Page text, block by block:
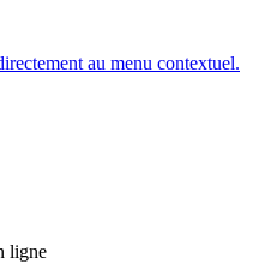
au menu contextuel.
ligne